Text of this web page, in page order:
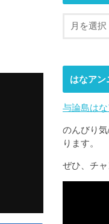
はなアン
与論島は
のんびり
ります。
ぜひ、チ